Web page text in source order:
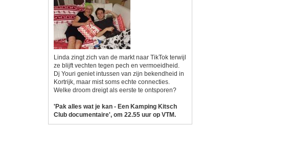
Linda zingt zich van de markt naar TikTok terwijl
ze blijft vechten tegen pech en vermoeidheid.
Dj Youri geniet intussen van zijn bekendheid in
Kortrijk, maar mist soms echte connecties.
Welke droom dreigt als eerste te ontsporen?
'Pak alles wat je kan - Een Kamping Kitsch
Club documentaire', om 22.55 uur op VTM.